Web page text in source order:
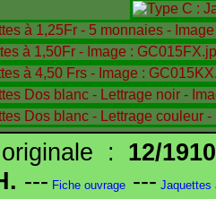
: 12/1910
--- Fiche ouvrage --- Jaquettes